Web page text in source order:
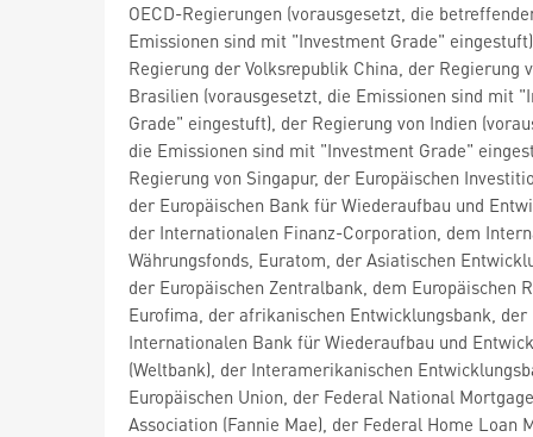
OECD-Regierungen (vorausgesetzt, die
Emissionen sind mit "Investment Grade"
Regierung der Volksrepublik China, der Regierung
Brasilien (vorausgesetzt, die Emissionen sind mit
Grade" eingestuft), der Regierung von Indien
die Emissionen sind mit "Investment Grade"
Regierung von Singapur, der Europäischen
der Europäischen Bank für Wiederaufbau und
der Internationalen Finanz-Corporation, dem
Währungsfonds, Euratom, der Asiatischen
der Europäischen Zentralbank, dem Europäischen
Eurofima, der afrikanischen Entwicklungsbank, der
Internationalen Bank für Wiederaufbau und
(Weltbank), der Interamerikanischen
Europäischen Union, der Federal National Mortgage
Association (Fannie Mae), der Federal Home Loan